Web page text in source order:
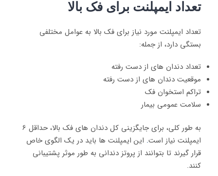
تعداد ایمپلنت برای فک بالا
تعداد ایمپلنت مورد نیاز برای فک بالا به عوامل مختلفی
بستگی دارد، از جمله:
تعداد دندان های از دست رفته
موقعیت دندان های از دست رفته
تراکم استخوان فک
سلامت عمومی بیمار
به طور کلی، برای جایگزینی کل دندان های فک بالا، حداقل 6
ایمپلنت نیاز است. این ایمپلنت ها باید در یک الگوی خاص
قرار گیرند تا بتوانند از پروتز دندانی به طور موثر پشتیبانی
کنند.